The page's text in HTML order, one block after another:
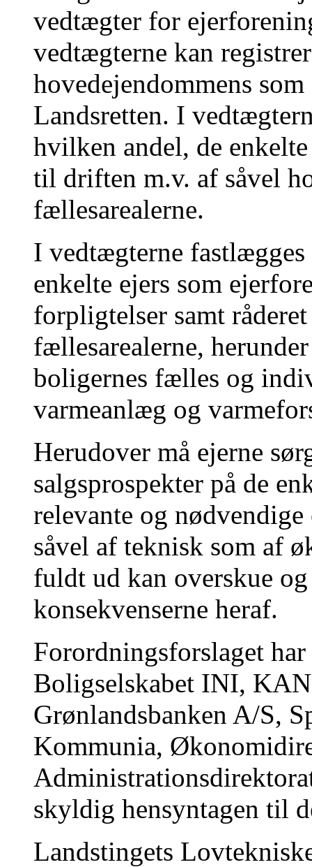
vedtægter for
vedtægterne kan
hovedejendommens
Landsretten. I
hvilken andel, de
til driften m.v. af såvel
fællesarealerne.
I vedtægterne
enkelte ejers som
forpligtelser samt
fællesarealerne,
boligernes fælles og
varmeanlæg og
Herudover må ejerne
salgsprospekter på de
relevante og
såvel af teknisk som af
fuldt ud kan overskue
konsekvenserne heraf.
Forordningsforslaget
Boligselskabet INI,
Grønlandsbanken A/S,
Kommunia,
skyldig hensyntagen til
Landstingets